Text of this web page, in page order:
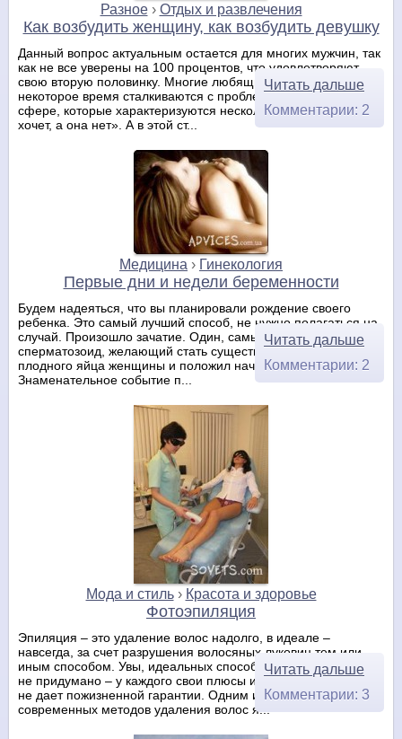
Разное› Отдых и развлечения
Как возбудить женщину, как возбудить девушку
Данный вопрос актуальным остается для многих мужчин, так
как не все уверены на 100 процентов, что удовлетворяют
свою вторую половинку. Многие любящие пары через
некоторое время сталкиваются с проблемами в интимной
сфере, которые характеризуются несколькими словами: «он
хочет, а она нет». А в этой ст...
Читать дальше
Комментарии: 2
Медицина › Гинекология
Первые дни и недели беременности
Будем надеяться, что вы планировали рождение своего
ребенка. Это самый лучший способ, не нужно полагаться на
случай. Произошло зачатие. Один, самый шустрый и бойкий
сперматозоид, желающий стать существом разумным, достиг
плодного яйца женщины и положил начало новой жизни.
Знаменательное событие п...
Читать дальше
Комментарии: 2
Мода и стиль› Красота и здоровье
Фотоэпиляция
Эпиляция – это удаление волос надолго, в идеале –
навсегда, за счет разрушения волосяных луковиц тем или
иным способом. Увы, идеальных способов эпиляции пока что
не придумано – у каждого свои плюсы и минусы, и ни один
не дает пожизненной гарантии. Одним из самых
современных методов удаления волос я...
Читать дальше
Комментарии: 3